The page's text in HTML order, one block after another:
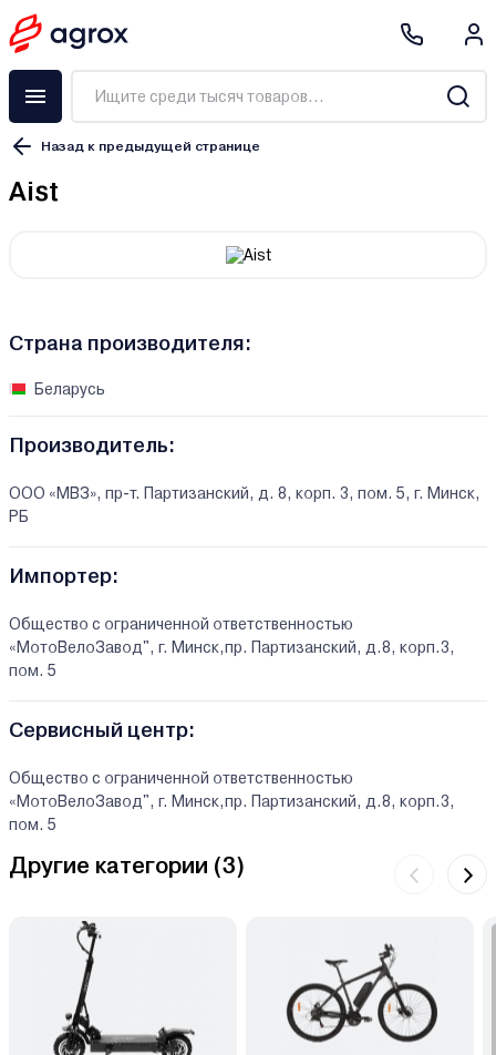
Назад к предыдущей странице
Aist
Страна производителя:
Беларусь
Производитель:
ООО «МВЗ», пр-т. Партизанский, д. 8, корп. 3, пом. 5, г. Минск,
РБ
Импортер:
Общество с ограниченной ответственностью
«МотоВелоЗавод", г. Минск,пр. Партизанский, д.8, корп.3,
пом. 5
Сервисный центр:
Общество с ограниченной ответственностью
«МотоВелоЗавод", г. Минск,пр. Партизанский, д.8, корп.3,
пом. 5
Другие категории (3)